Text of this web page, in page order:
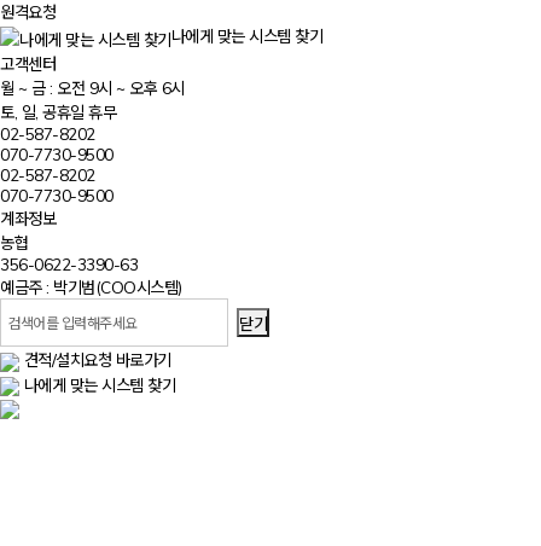
원격요청
나에게 맞는 시스템 찾기
고객센터
월 ~ 금 : 오전 9시 ~ 오후 6시
토, 일, 공휴일 휴무
02-587-8202
070-7730-9500
02-587-8202
070-7730-9500
계좌정보
농협
356-0622-3390-63
예금주 : 박기범(COO시스템)
닫기
견적/설치요청 바로가기
나에게 맞는 시스템 찾기